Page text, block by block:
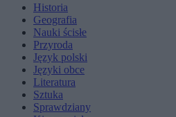
Historia
Geografia
Nauki ścisłe
Przyroda
Język polski
Języki obce
Literatura
Sztuka
Sprawdziany